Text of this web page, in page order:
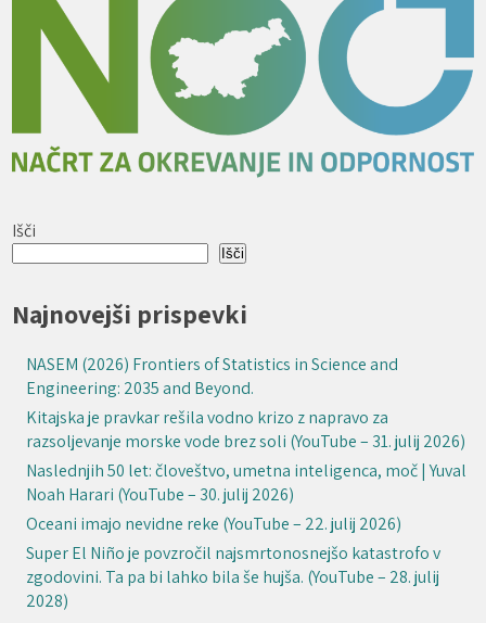
Išči
Išči
Najnovejši prispevki
NASEM (2026) Frontiers of Statistics in Science and
Engineering: 2035 and Beyond.
Kitajska je pravkar rešila vodno krizo z napravo za
razsoljevanje morske vode brez soli (YouTube – 31. julij 2026)
Naslednjih 50 let: človeštvo, umetna inteligenca, moč | Yuval
Noah Harari (YouTube – 30. julij 2026)
Oceani imajo nevidne reke (YouTube – 22. julij 2026)
Super El Niño je povzročil najsmrtonosnejšo katastrofo v
zgodovini. Ta pa bi lahko bila še hujša. (YouTube – 28. julij
2028)